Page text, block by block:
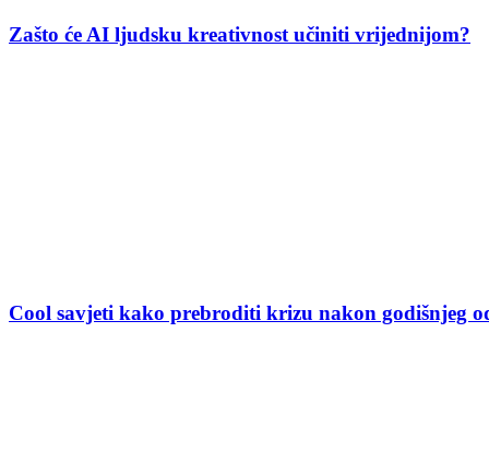
Zašto će AI ljudsku kreativnost učiniti vrijednijom?
Cool savjeti kako prebroditi krizu nakon godišnjeg